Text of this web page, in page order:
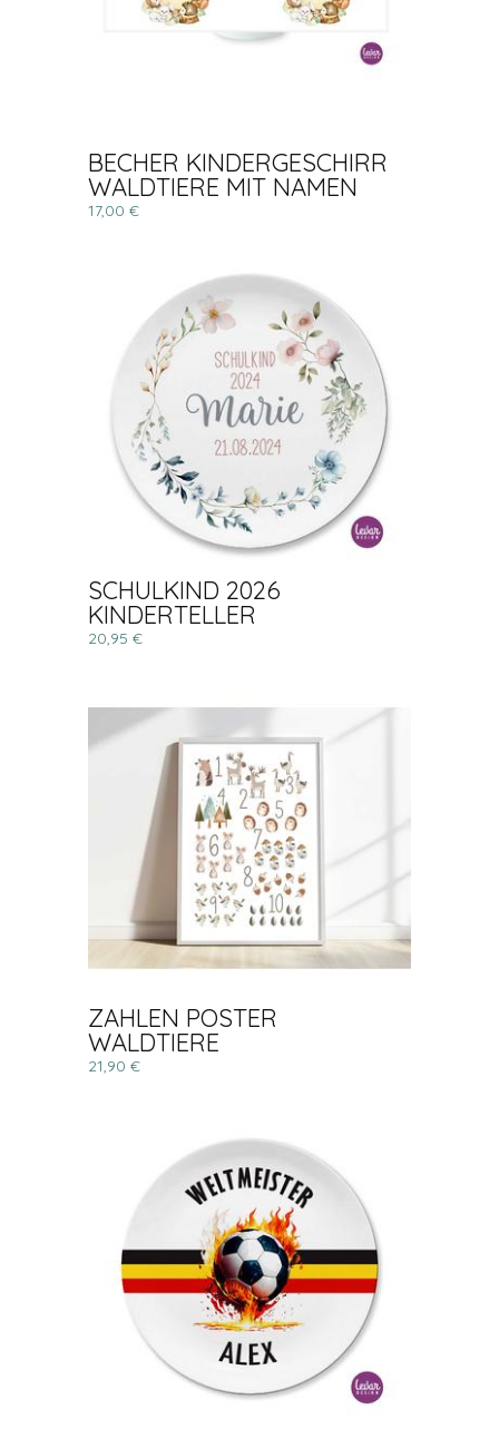
BECHER KINDERGESCHIRR
WALDTIERE MIT NAMEN
17,00 €
SCHULKIND 2026
KINDERTELLER
20,95 €
ZAHLEN POSTER
WALDTIERE
21,90 €